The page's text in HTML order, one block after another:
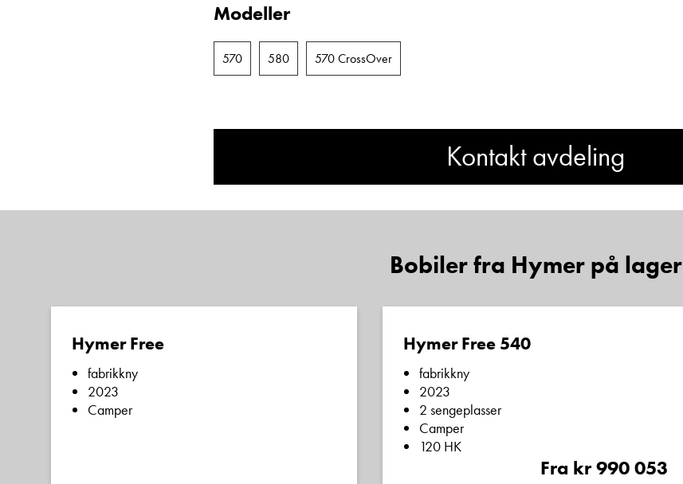
Martin Sunde
Salgssjef
Vis telefon
Vis epost
Frode Hoff Lund
Vis epost
Modeller
570 580 570 CrossOver
Kontakt avdeling
ML-T?
Telefon/Mobil
Spørsmål / beskjed
Bobiler fra Hymer på lager
Hymer Free
fabrikkny
2023
Camper
Hymer Free 540
fabrikkny
2023
2 sengeplasser
Camper
120 HK
Fra kr 990 053